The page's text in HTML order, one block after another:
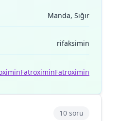
Manda, Sığır
rifaksimin
FatroximinFatroximin
10 soru